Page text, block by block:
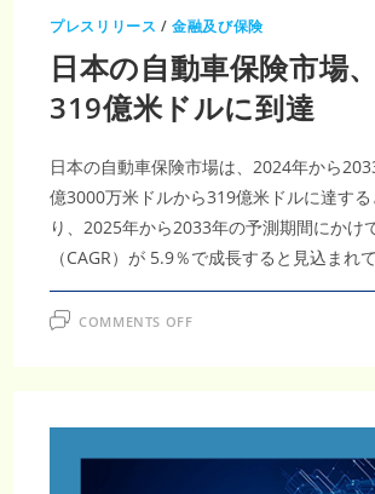
市
場
未
来
展
望：
2033
に
CAGR
5.9％
で
319
億
米
ド
に
達
プレスリリース /金融及び保険
日本の自動車保険市場
319億米ドルに到達
日本の自動車保険市場は、2024年から
億3000万米ドルから319億米ドルに達す
り、2025年から2033年の予測期間にかけ
（CAGR）が 5.9％で成長すると見込まれ
COMMENTS OFFON
保
市